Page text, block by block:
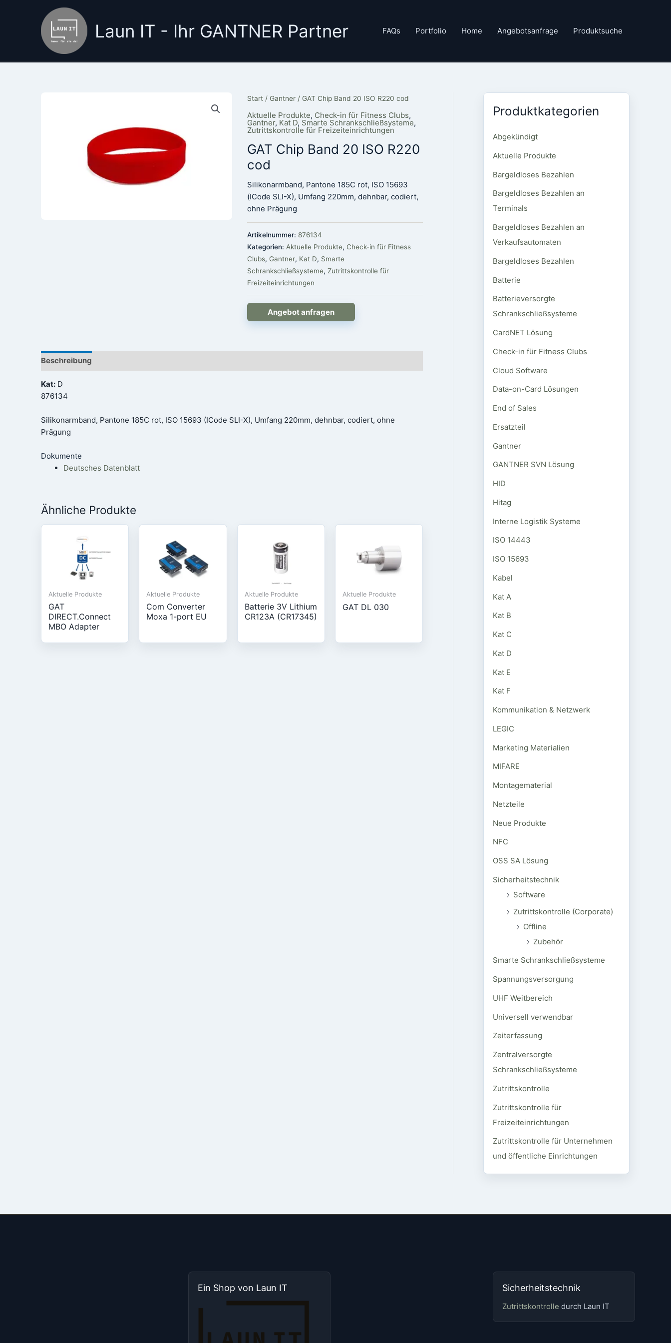
Laun IT - Ihr GANTNER Partner FAQs Portfolio Home Angebotsanfrage Produktsuche
Start / Gantner / GAT Chip Band 20 ISO R220 cod
Aktuelle Produkte, Check-in für Fitness Clubs,
Gantner, Kat D, Smarte Schrankschließsysteme,
Zutrittskontrolle für Freizeiteinrichtungen
GAT Chip Band 20 ISO R220
cod
Silikonarmband, Pantone 185C rot, ISO 15693
(ICode SLI-X), Umfang 220mm, dehnbar, codiert,
ohne Prägung
Artikelnummer: 876134
Kategorien: Aktuelle Produkte,Check-in für Fitness
Clubs,Gantner, Kat D, Smarte
Schrankschließsysteme,Zutrittskontrolle für
Freizeiteinrichtungen
Angebot anfragen
Beschreibung
Kat: D
876134
Silikonarmband, Pantone 185C rot, ISO 15693 (ICode SLI-X), Umfang 220mm, dehnbar, codiert, ohne
Prägung
Dokumente
Deutsches Datenblatt
Ähnliche Produkte
Aktuelle Produkte
GAT
DIRECT.Connect
MBO Adapter
Aktuelle Produkte
Com Converter
Moxa 1-port EU
Aktuelle Produkte
Batterie 3V Lithium
CR123A (CR17345)
Aktuelle Produkte
GAT DL 030
Produktkategorien
Abgekündigt
Aktuelle Produkte
Bargeldloses Bezahlen
Bargeldloses Bezahlen an
Terminals
Bargeldloses Bezahlen an
Verkaufsautomaten
Bargeldloses Bezahlen
Batterie
Batterieversorgte
Schrankschließsysteme
CardNET Lösung
Check-in für Fitness Clubs
Cloud Software
Data-on-Card Lösungen
End of Sales
Ersatzteil
Gantner
GANTNER SVN Lösung
HID
Hitag
Interne Logistik Systeme
ISO 14443
ISO 15693
Kabel
Kat A
Kat B
Kat C
Kat D
Kat E
Kat F
Kommunikation & Netzwerk
LEGIC
Marketing Materialien
MIFARE
Montagematerial
Netzteile
Neue Produkte
NFC
OSS SA Lösung
Sicherheitstechnik
Software
Zutrittskontrolle (Corporate)
Offline
Zubehör
Smarte Schrankschließsysteme
Spannungsversorgung
UHF Weitbereich
Universell verwendbar
Zeiterfassung
Zentralversorgte
Schrankschließsysteme
Zutrittskontrolle
Zutrittskontrolle für
Freizeiteinrichtungen
Zutrittskontrolle für Unternehmen
und öffentliche Einrichtungen
Ein Shop von Laun IT Sicherheitstechnik
Zutrittskontrolle durch Laun IT